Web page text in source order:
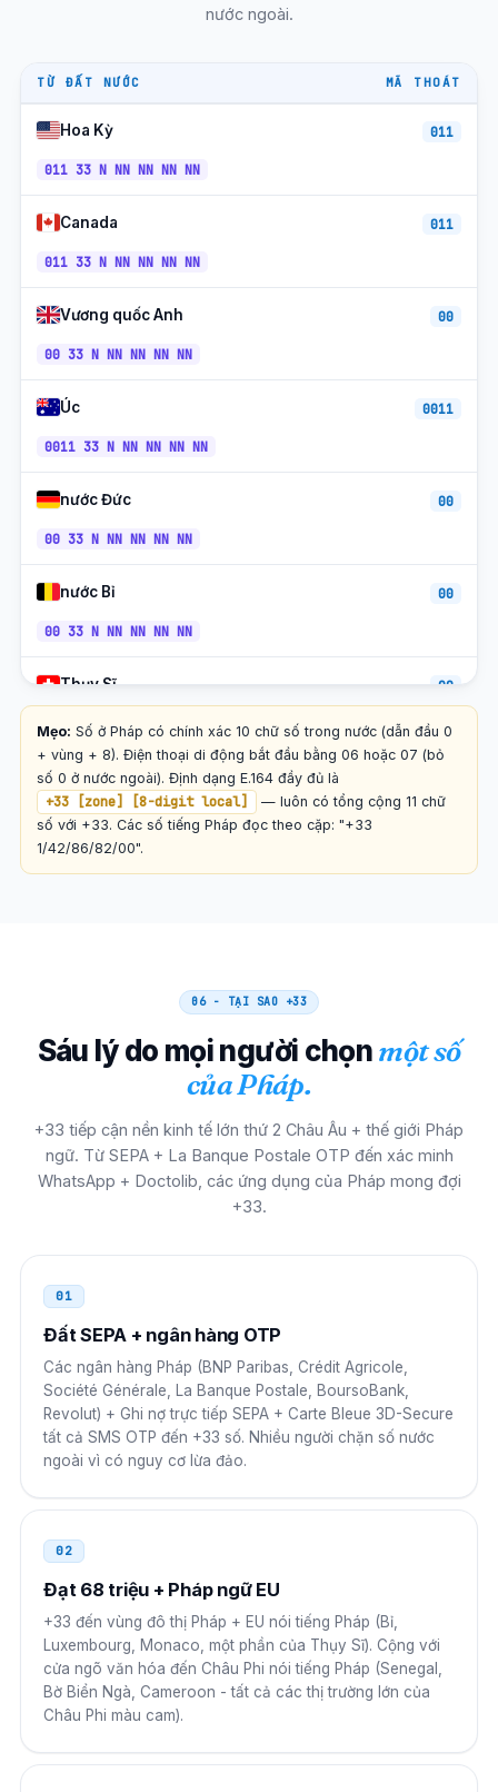
Chuyến tham quan (Indre-et-Loire) +33-2
Amiens (Hauts-de-France)
Clermont-Ferrand CET/CEST
Besançon
Metz (Moselle) CET/CEST
Caen (Normandie)
Di Động Cam (06/07)
SFR Mobile (06/07)
Điện thoại miễn phí (080X) +33-80 CET/CEST
nước ngoài.
TỪ ĐẤT NƯỚC MÃ THOÁT
Hoa Kỳ 011
011 33 N NN NN NN NN
Canada 011
011 33 N NN NN NN NN
Vương quốc Anh 00
00 33 N NN NN NN NN
Úc 0011
0011 33 N NN NN NN NN
nước Đức 00
00 33 N NN NN NN NN
nước Bỉ 00
00 33 N NN NN NN NN
Thụy Sĩ 00
00 33 N NN NN NN NN
Luxembourg
00 33 N NN NN NN NN
Monaco 00
00 33 N NN NN NN NN
Tây ban nha 00
00 33 N NN NN NN NN
Hà Lan 00
00 33 N NN NN NN NN
Ireland
00 33 N NN NN NN NN
Ma-rốc 00
00 33 N NN NN NN NN
Algérie
00 33 N NN NN NN NN
00 33 N NN NN NN NN
Sénégal
Mẹo: Số ở Pháp có chính xác 10 chữ số trong nước (dẫn đầu 0
+ vùng + 8). Điện thoại di động bắt đầu bằng 06 hoặc 07 (bỏ
số 0 ở nước ngoài). Định dạng E.164 đầy đủ là
+33 [zone] [8-digit local]
— luôn có tổng cộng 11 chữ
số với +33. Các số tiếng Pháp đọc theo cặp: "+33
1/42/86/82/00".
06 - TẠI SAO +33
Sáu lý do mọi người chọnmột số
của Pháp.
+33 tiếp cận nền kinh tế lớn thứ 2 Châu Âu + thế giới Pháp
ngữ. Từ SEPA + La Banque Postale OTP đến xác minh
WhatsApp + Doctolib, các ứng dụng của Pháp mong đợi
+33.
01
Đất SEPA + ngân hàng OTP
Các ngân hàng Pháp (BNP Paribas, Crédit Agricole,
Société Générale, La Banque Postale, BoursoBank,
Revolut) + Ghi nợ trực tiếp SEPA + Carte Bleue 3D-Secure
tất cả SMS OTP đến +33 số. Nhiều người chặn số nước
ngoài vì có nguy cơ lừa đảo.
02
Đạt 68 triệu + Pháp ngữ EU
+33 đến vùng đô thị Pháp + EU nói tiếng Pháp (Bỉ,
Luxembourg, Monaco, một phần của Thụy Sĩ). Cộng với
cửa ngõ văn hóa đến Châu Phi nói tiếng Pháp (Senegal,
Bờ Biển Ngà, Cameroon - tất cả các thị trường lớn của
Châu Phi màu cam).